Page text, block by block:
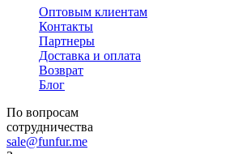
Оптовым клиентам
Контакты
Партнеры
Доставка и оплата
Возврат
Блог
По вопросам
сотрудничества
sale@funfur.me